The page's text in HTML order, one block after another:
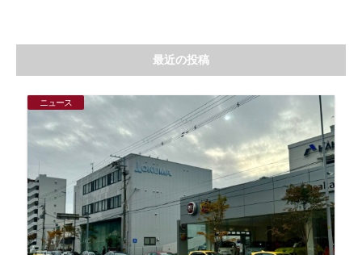
最近の投稿
ニュース